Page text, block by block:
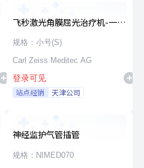
飞秒激光角膜屈光治疗机-一次
性使用无菌治疗包
规格：小号(S)
Carl Zeiss Meditec AG
登录可见
站点经销 天津公司
神经监护气管插管
规格：NIMED070